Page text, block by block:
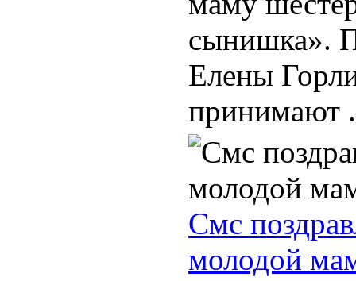
сынишка».
Елены
принимают
Смс
молодой